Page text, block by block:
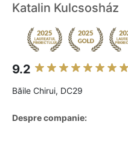
Katalin Kulcsosház
9.2
Băile Chirui, DC29
Despre companie: